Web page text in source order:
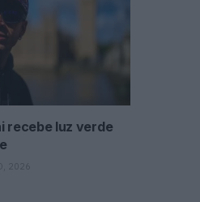
recebe luz verde
2026